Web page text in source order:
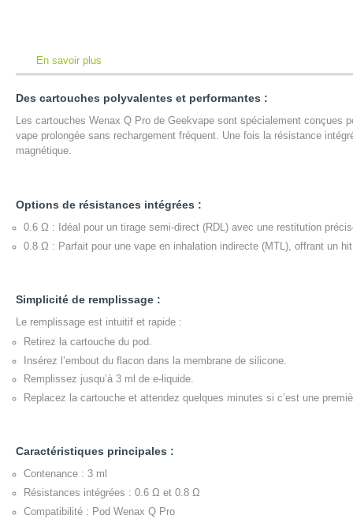
En savoir plus
Des cartouches polyvalentes et performantes :
Les cartouches Wenax Q Pro de Geekvape sont spécialement conçues
vape prolongée sans rechargement fréquent. Une fois la résistance
magnétique.
Options de résistances intégrées :
0.6 Ω : Idéal pour un tirage semi-direct (RDL) avec une restitution
0.8 Ω : Parfait pour une vape en inhalation indirecte (MTL), offrant un
Simplicité de remplissage :
Le remplissage est intuitif et rapide :
Retirez la cartouche du pod.
Insérez l’embout du flacon dans la membrane de silicone.
Remplissez jusqu’à 3 ml de e-liquide.
Replacez la cartouche et attendez quelques minutes si c’est une
Caractéristiques principales :
Contenance : 3 ml
Résistances intégrées : 0.6 Ω et 0.8 Ω
Compatibilité : Pod Wenax Q Pro